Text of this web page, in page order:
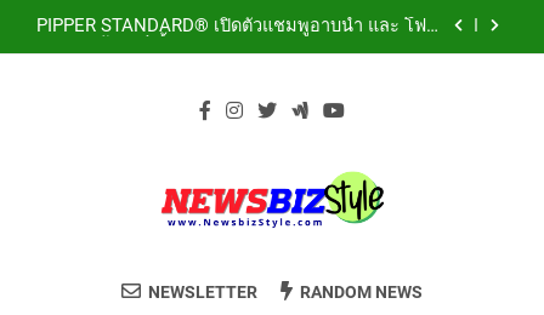
LORDNINE จัดศึกคนดังสายเกม ไทย ปะทะ ฟิลิปปินส์
ปล่อยแผนประกัน “GEN U INTER” ยกระดับความ
คุ้มครองค่ารักษาเจ็บป่วย-อุบัติเหตุสูงสุด 5 ล้าน มีแผน
เป็นผู้นำด้านสถาบันการศึกษา ที่มุ่งมั่น พร้อมพัฒนา
และปรับปรุงอย่างต่อเนื่อง
PIPPER STANDARD® เปิดตัวแชมพูอาบน้ำ และ โฟม
อาบแห้งสัตว์เลี้ยง ชูนวัตกรรมพลังธรรมชาติ “Zero-
Residue” เลียขนได้ ปลอดภัย ไร้สารตกค้าง
ประเทศ ฉลองเซิร์ฟเวอร์ใหม่ เฮเลนา
เอาใจสายเรียนนอก! เคพีไอ จับมือ ธนาคารกรุงไทย
NEWSBIZSTYLE
Business
NEWSLETTER RANDOM NEWS